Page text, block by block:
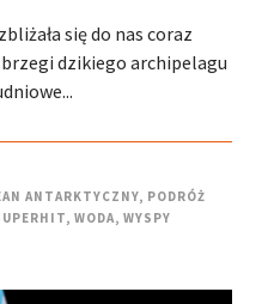
się do nas coraz
dzikiego archipelagu
ANTARKTYCZNY, PODRÓŻ
, WODA, WYSPY